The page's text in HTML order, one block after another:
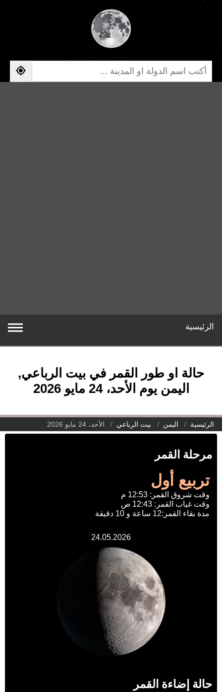
الرئيسية
حالة او طور القمر في بيت الرباعي,
اليمن يوم الأحد، 24 مايو 2026
الرئيسية اليمن بيت الرباعي الأحد، 24 مايو 2026
مرحلة القمر
تربيع أول
وقت شروق القمر: 12:53 م
وقت غياب القمر: 12:43 ص
مدة بقاء القمر:12 ساعة و 10 دقيقة
24.05.2026
حالة إضاءة القمر